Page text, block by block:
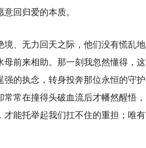
回归爱的本质。
、无力回天之际，他们没有慌乱地
前来相助。那一刻我忽然懂得，这
的执念，转身投奔那位永恒的守护
常在撞得头破血流后才幡然醒悟，
能托举起我们扛不住的重担；唯有